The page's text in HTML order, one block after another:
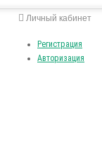
Личный кабинет
Регистрация
Авторизация